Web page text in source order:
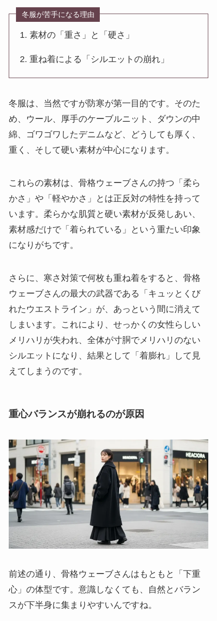
冬服が苦手になる理由
1. 素材の「重さ」と「硬さ」
2. 重ね着による「シルエットの崩れ」
冬服は、当然ですが防寒が第一目的です。そのた
め、ウール、厚手のケーブルニット、ダウンの中
綿、ゴワゴワしたデニムなど、どうしても 厚く、
重く、そして硬い素材が中心になります。
これらの素材は、骨格ウェーブさんの持つ「柔ら
かさ」や「軽やかさ」とは正反対の特性を持って
います。柔らかな肌質と硬い素材が反発しあい、
素材感だけで「着られている」という重たい印象
になりがちです。
さらに、寒さ対策で何枚も重ね着をすると、骨格
ウェーブさんの最大の武器である「キュッとくび
れたウエストライン」が、あっという間に消えて
しまいます。これにより、せっかくの女性らしい
メリハリが失われ、全体が寸胴でメリハリのない
シルエットになり、結果として「着膨れ」して見
えてしまうのです。
重心バランスが崩れるのが原因
前述の通り、骨格ウェーブさんはもともと「下重
心」の体型です。意識しなくても、自然とバラン
スが下半身に集まりやすいんですね。